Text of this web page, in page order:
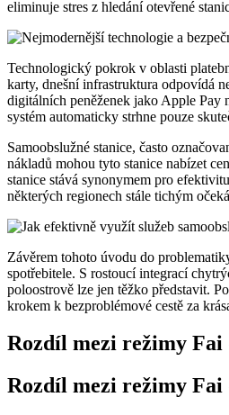
eliminuje stres z hledání otevřené
Technologický pokrok v oblasti
karty, dnešní infrastruktura odpovídá
digitálních peněženek jako Apple Pay
systém automaticky strhne pouze
Samoobslužné stanice, často
nákladů mohou tyto stanice nabízet
stanice stává synonymem pro
některých regionech stále tichým
Závěrem tohoto úvodu do
spotřebitele. S rostoucí integrací
poloostrově lze jen těžko představit.
krokem k bezproblémové cestě za
Rozdíl mezi režimy Fai
Rozdíl mezi režimy Fai